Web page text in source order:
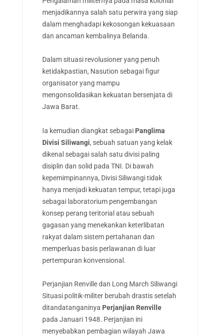
menjadikannya salah satu perwira yang siap
dalam menghadapi kekosongan kekuasaan
dan ancaman kembalinya Belanda.
Dalam situasi revolusioner yang penuh
ketidakpastian, Nasution sebagai figur
organisator yang mampu
mengonsolidasikan kekuatan bersenjata di
Jawa Barat.
Ia kemudian diangkat sebagai Panglima
Divisi Siliwangi, sebuah satuan yang kelak
dikenal sebagai salah satu divisi paling
disiplin dan solid pada TNI. Di bawah
kepemimpinannya, Divisi Siliwangi tidak
hanya menjadi kekuatan tempur, tetapi juga
sebagai laboratorium pengembangan
konsep perang teritorial atau sebuah
gagasan yang menekankan keterlibatan
rakyat dalam sistem pertahanan dan
memperluas basis perlawanan di luar
pertempuran konvensional.
Perjanjian Renville dan Long March Siliwangi
Situasi politik-militer berubah drastis setelah
ditandatanganinya Perjanjian Renville
pada Januari 1948. Perjanjian ini
menyebabkan pembagian wilayah Jawa